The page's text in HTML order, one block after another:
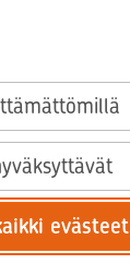
evästeet